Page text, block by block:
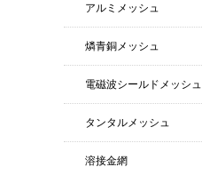
アルミメッシュ
燐青銅メッシュ
電磁波シールドメッシュ
タンタルメッシュ
溶接金網